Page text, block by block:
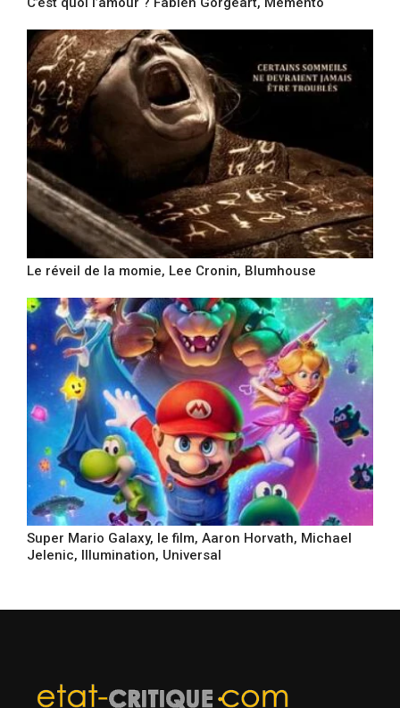
Le réveil de la momie, Lee Cronin, Blumhouse
Super Mario Galaxy, le film, Aaron Horvath, Michael
Jelenic, Illumination, Universal